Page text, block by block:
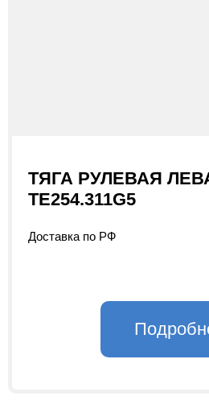
ТЯГА РУЛЕВАЯ
TE254.311G5
Доставка по РФ